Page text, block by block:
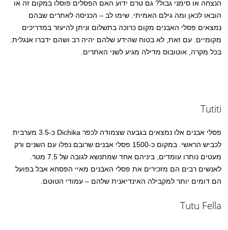
הנצחה או סימני גבול? גם טרם ידוע האם הפסלים פוסלו במקום זה או
הובאו לכאן ומה גילם האמיתי. שימו לב – הכניסה לאתרים שבהם
נמצאים פסלי האבנים מקום כרוכה בתשלום וניתן להיעזר במדריכים
מקומיים. עם זאת, לא בטוח שהידע שלהם יהיה רב ושהם ידברו אנגלית.
בכל מקרה, אוטובוס מדילה מגיע לשני האתרים.
Tutiti
פסלי אבנים אלו נמצאים בגבעה שצמודה לכפר Dichika כ-3.5 מערבית
לכביש הראשי. במקום כ-1500 פסלי אבנים שרובם נפלו עם השנים ורק
מעטים נותרו עומדים, ביניהם אחד שמתנשא לגובה של 7.5 מטר.
לאנשים רבים הם מזכירים את פסלי האבנים מאיי הפסחא אבל בפועל
הם דומים יותר למקבילה האינדיאנית שלהם – עמודי הטוטם.
Tutu Fella